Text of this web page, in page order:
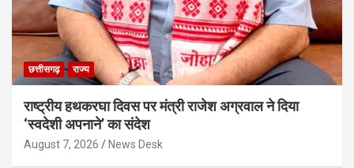
छत्तीसगढ़ राज्य
राष्ट्रीय हथकरघा दिवस पर मंत्री राजेश अग्रवाल ने दिया
‘स्वदेशी अपनाने’ का संदेश
August 7, 2026 News Desk